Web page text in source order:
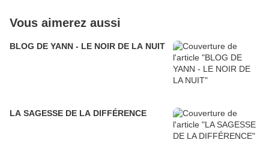
Vous aimerez aussi
BLOG DE YANN - LE NOIR DE LA NUIT
LA SAGESSE DE LA DIFFÉRENCE